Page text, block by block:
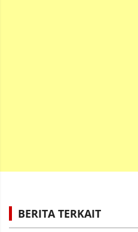
BERITA TERKAIT